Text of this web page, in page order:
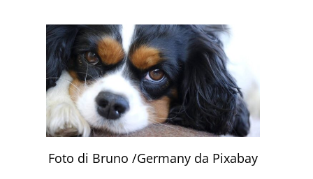
Foto di Bruno /Germany da Pixabay